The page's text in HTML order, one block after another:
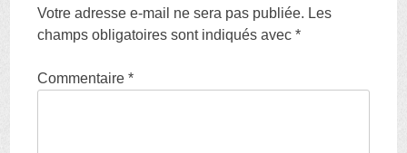
Votre adresse e-mail ne sera pas publiée. Les
champs obligatoires sont indiqués avec*
Commentaire*